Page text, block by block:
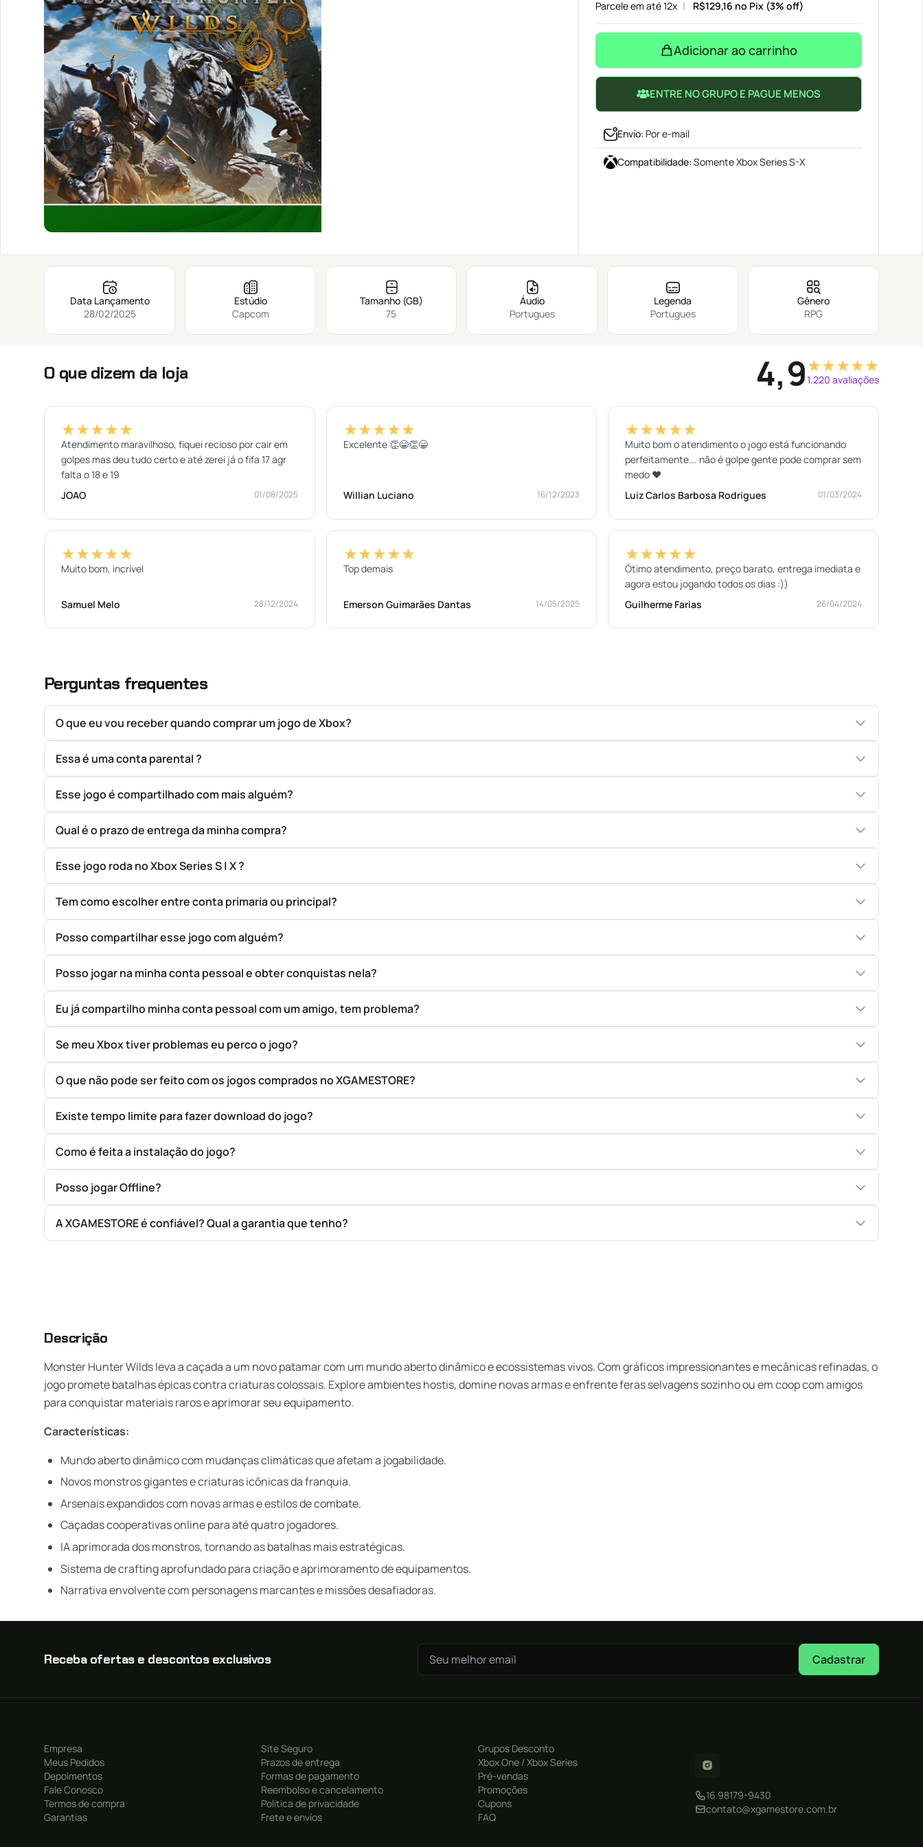
Parcele em até 12x R$129,16 no Pix (3% off)
Adicionar ao carrinho
ENTRE NO GRUPO E PAGUE MENOS
Envío: Por e-mail
Compatibilidade: Somente Xbox Series S-X
Data Lançamento
28/02/2025
Estúdio
Capcom
Tamanho (GB)
75
Áudio
Portugues
Legenda
Portugues
Gênero
RPG
O que dizem da loja 4,9★★★★★
1.220 avaliações
★★★★★
Atendimento maravilhoso, fiquei recioso por cair em
golpes mas deu tudo certo e até zerei já o fifa 17 agr
falta o 18 e 19
JOAO
01/08/2025
★★★★★
Excelente 👏😁👏😁
Willian Luciano 16/12/2023
★★★★★
Muito bom o atendimento o jogo está funcionando
perfeitamente... não é golpe gente pode comprar sem
medo ❤️
Luiz Carlos Barbosa Rodrigues
01/03/2024
★★★★★
Muito bom, incrível
Samuel Melo 28/12/2024
★★★★★
Top demais
Emerson Guimarães Dantas 14/05/2025
★★★★★
Ótimo atendimento, preço barato, entrega imediata e
agora estou jogando todos os dias :))
Guilherme Farias
26/04/2024
Perguntas frequentes
O que eu vou receber quando comprar um jogo de Xbox?
Essa é uma conta parental ?
Esse jogo é compartilhado com mais alguém?
Qual é o prazo de entrega da minha compra?
Esse jogo roda no Xbox Series S | X ?
Tem como escolher entre conta primaria ou principal?
Posso compartilhar esse jogo com alguém?
Posso jogar na minha conta pessoal e obter conquistas nela?
Eu já compartilho minha conta pessoal com um amigo, tem problema?
Se meu Xbox tiver problemas eu perco o jogo?
O que não pode ser feito com os jogos comprados no XGAMESTORE?
Existe tempo limite para fazer download do jogo?
Como é feita a instalação do jogo?
Posso jogar Offline?
A XGAMESTORE é confiável? Qual a garantia que tenho?
Descrição
Monster Hunter Wilds leva a caçada a um novo patamar com um mundo aberto dinâmico e ecossistemas vivos. Com gráficos impressionantes e mecânicas refinadas, o
jogo promete batalhas épicas contra criaturas colossais. Explore ambientes hostis, domine novas armas e enfrente feras selvagens sozinho ou em coop com amigos
para conquistar materiais raros e aprimorar seu equipamento.
Características:
Mundo aberto dinâmico com mudanças climáticas que afetam a jogabilidade.
Novos monstros gigantes e criaturas icônicas da franquia.
Arsenais expandidos com novas armas e estilos de combate.
Caçadas cooperativas online para até quatro jogadores.
IA aprimorada dos monstros, tornando as batalhas mais estratégicas.
Sistema de crafting aprofundado para criação e aprimoramento de equipamentos.
Narrativa envolvente com personagens marcantes e missões desafiadoras.
Receba ofertas e descontos exclusivos Cadastrar
Empresa
Meus Pedidos
Depoimentos
Fale Conosco
Termos de compra
Garantias
Site Seguro
Prazos de entrega
Formas de pagamento
Reembolso e cancelamento
Politica de privacidade
Frete e envíos
Grupos Desconto
Xbox One / Xbox Series
Pré-vendas
Promoções
Cupons
FAQ
16 98179-9430
contato@xgamestore.com.br